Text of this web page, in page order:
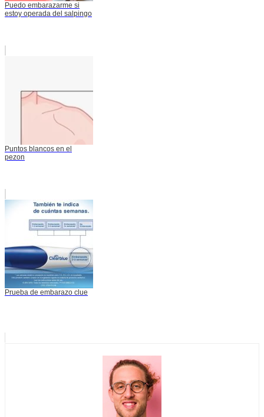
Puedo embarazarme si
estoy operada del salpingo
Puntos blancos en el
pezon
Prueba de embarazo clue